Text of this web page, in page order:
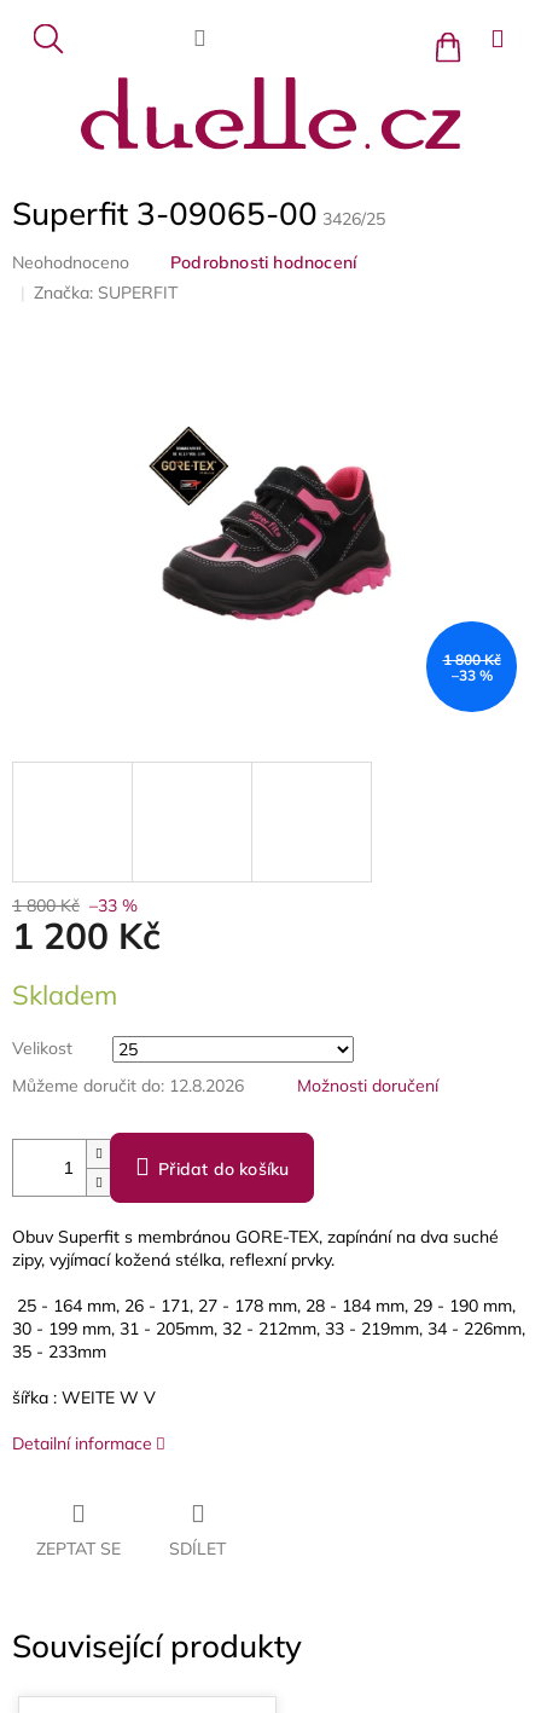
obsah
Nákupní
košík
Superfit 3-09065-00 3426/25
Průměrné
produktu
Neohodnoceno
Podrobnosti hodnocení
Značka: SUPERFIT
1 800 Kč
–33 %
1 800 Kč –33 %
1 200 Kč
cena:
Skladem
Velikost
Můžeme doručit do: 12.8.2026 Možnosti doručení
Přidat do košíku
Obuv Superfit s membránou GORE-TEX, zapínání na dva suché
zipy, vyjímací kožená stélka, reflexní prvky.
25 - 164 mm, 26 - 171, 27 - 178 mm, 28 - 184 mm, 29 - 190 mm,
30 - 199 mm, 31 - 205mm, 32 - 212mm, 33 - 219mm, 34 - 226mm,
35 - 233mm
šířka : WEITE W V
Detailní informace
ZEPTAT SE SDÍLET
Související produkty